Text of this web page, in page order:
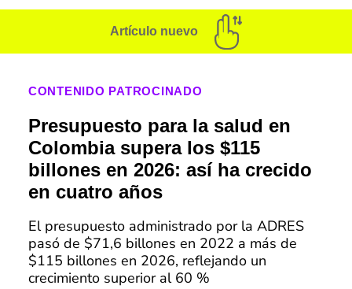
Artículo nuevo
CONTENIDO PATROCINADO
Presupuesto para la salud en
Colombia supera los $115
billones en 2026: así ha crecido
en cuatro años
El presupuesto administrado por la ADRES
pasó de $71,6 billones en 2022 a más de
$115 billones en 2026, reflejando un
crecimiento superior al 60 %